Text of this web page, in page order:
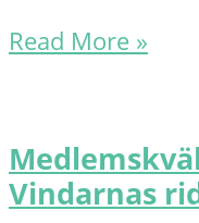
Medlemskväll
23
januari
Read More »
Vindarnas